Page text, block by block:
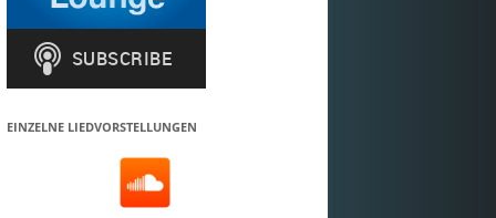
EINZELNE LIEDVORSTELLUNGEN